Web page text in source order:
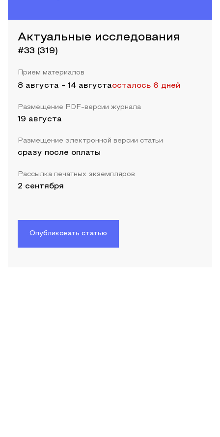
Актуальные исследования
#33 (319)
Прием материалов
8 августа - 14 августаосталось 6 дней
Размещение PDF-версии журнала
19 августа
Размещение электронной версии статьи
сразу после оплаты
Рассылка печатных экземпляров
2 сентября
Опубликовать статью